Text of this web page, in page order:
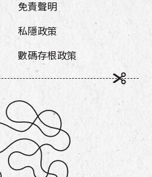
免責聲明
私隱政策
數碼存根政策